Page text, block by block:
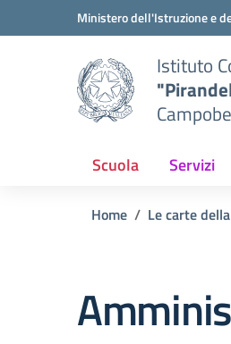
Vai ai contenuti
Vai al menu di navigazione
Ministero dell'Istruzione e
Istituto
Scuola Servizi
Home Le carte